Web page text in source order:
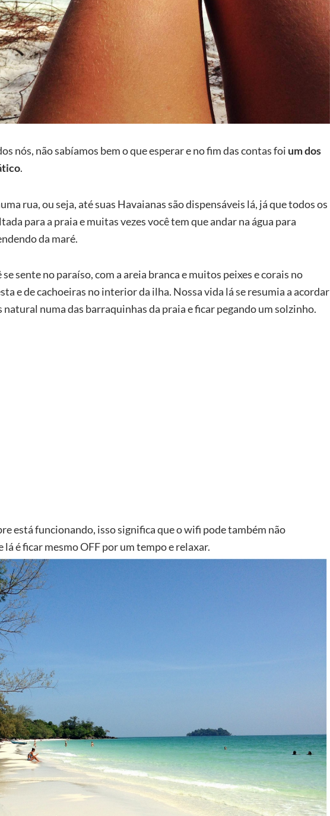
nós, não sabíamos bem o que esperar e no fim das contas foi um dos
.
rua, ou seja, até suas Havaianas são dispensáveis lá, já que todos os
para a praia e muitas vezes você tem que andar na água para
da maré.
sente no paraíso, com a areia branca e muitos peixes e corais no
e de cachoeiras no interior da ilha. Nossa vida lá se resumia a acordar
numa das barraquinhas da praia e ficar pegando um solzinho.
está funcionando, isso significa que o wifi pode também não
é ficar mesmo OFF por um tempo e relaxar.